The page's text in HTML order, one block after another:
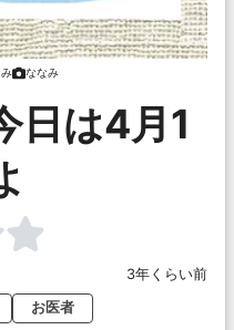
ななみ
日は4月1
3年くらい前
お医者